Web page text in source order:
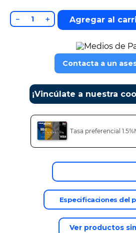
＋
－ Agregar al
Contacta a un
¡Vincúlate a nuestra
Tasa preferencial
Especificaciones del
Ver productos
8.
impresora
cine
alexa echo dot 5